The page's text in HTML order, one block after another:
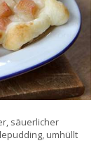
säuerlicher
umhüllt